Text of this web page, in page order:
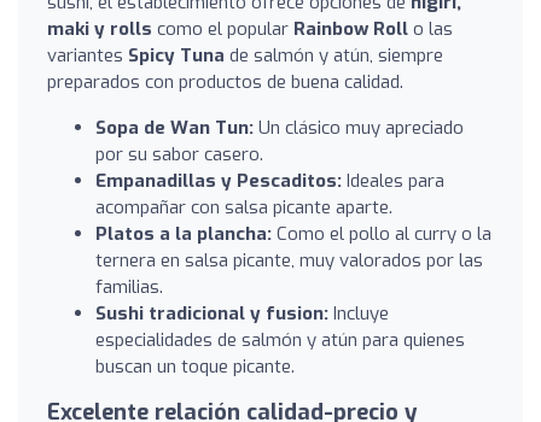
maki y rolls como el popular Rainbow Roll o las
variantes Spicy Tuna de salmón y atún, siempre
preparados con productos de buena calidad.
Sopa de Wan Tun: Un clásico muy apreciado
por su sabor casero.
Empanadillas y Pescaditos: Ideales para
acompañar con salsa picante aparte.
Platos a la plancha: Como el pollo al curry o la
ternera en salsa picante, muy valorados por las
familias.
Sushi tradicional y fusion: Incluye
especialidades de salmón y atún para quienes
buscan un toque picante.
Excelente relación calidad-precio y